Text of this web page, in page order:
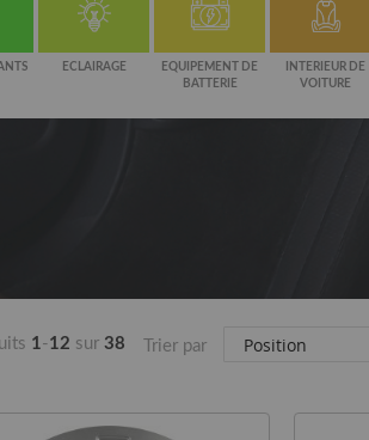
ECLAIRAGE
EQUIPEMENT DE
BATTERIE
INTERIEUR DE
VOITURE
1-12 sur38 Trier par